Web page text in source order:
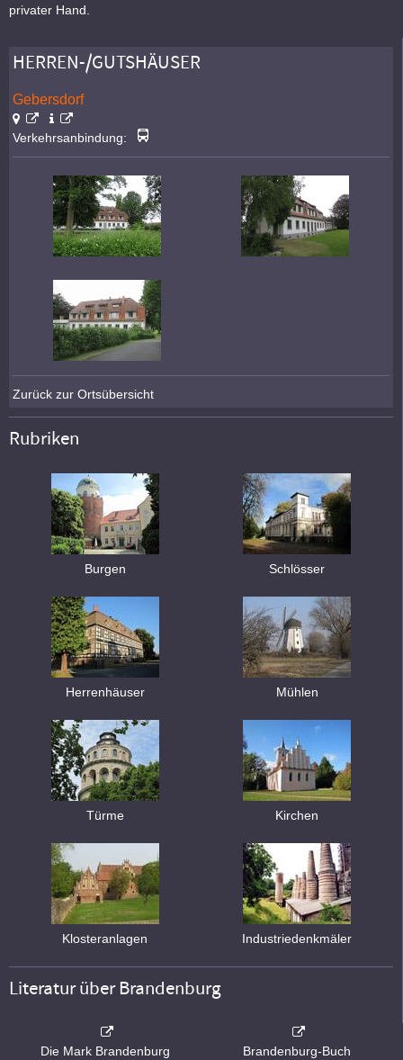
privater Hand.
HERREN-/GUTSHÄUSER
Gebersdorf
Verkehrsanbindung:
Zurück zur Ortsübersicht
Rubriken
Burgen Schlösser
Herrenhäuser Mühlen
Türme Kirchen
Klosteranlagen Industriedenkmäler
Literatur über Brandenburg
Die Mark Brandenburg Brandenburg-Buch